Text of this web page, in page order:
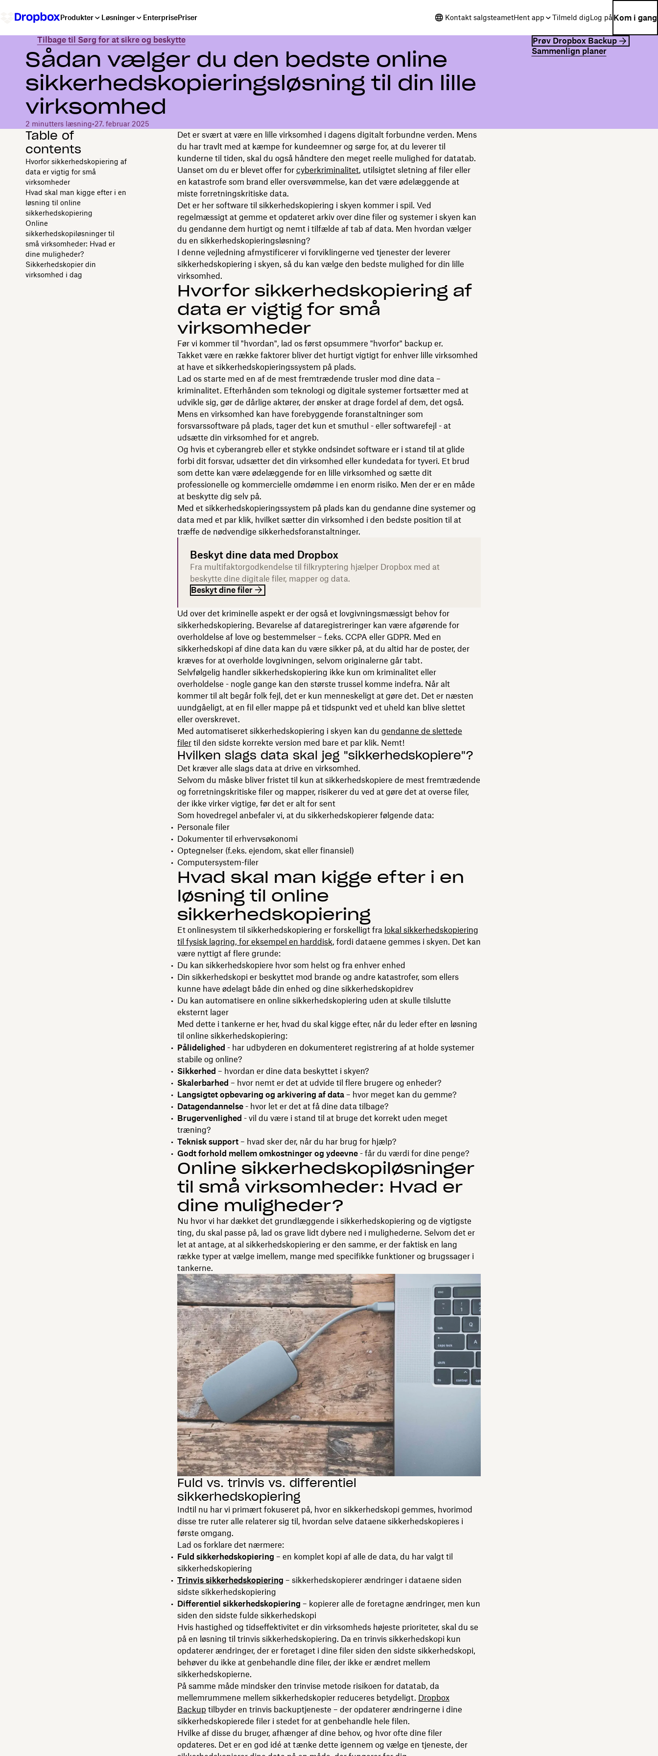
Produkter Løsninger EnterprisePriser Kontakt salgsteametHent app Tilmeld digLog på Kom i gang
Tilbage til Sørg for at sikre og beskytte
Sådan vælger du den bedste online
sikkerhedskopieringsløsning til din lille
virksomhed
2 minutters læsning•27. februar 2025
Prøv Dropbox Backup
Sammenlign planer
Table of
contents
Hvorfor sikkerhedskopiering af
data er vigtig for små
virksomheder
Hvad skal man kigge efter i en
løsning til online
sikkerhedskopiering
Online
sikkerhedskopiløsninger til
små virksomheder: Hvad er
dine muligheder?
Sikkerhedskopier din
virksomhed i dag
Det er svært at være en lille virksomhed i dagens digitalt forbundne verden. Mens
du har travlt med at kæmpe for kundeemner og sørge for, at du leverer til
kunderne til tiden, skal du også håndtere den meget reelle mulighed for datatab.
Uanset om du er blevet offer for cyberkriminalitet, utilsigtet sletning af filer eller
en katastrofe som brand eller oversvømmelse, kan det være ødelæggende at
miste forretningskritiske data.
Det er her software til sikkerhedskopiering i skyen kommer i spil. Ved
regelmæssigt at gemme et opdateret arkiv over dine filer og systemer i skyen kan
du gendanne dem hurtigt og nemt i tilfælde af tab af data. Men hvordan vælger
du en sikkerhedskopieringsløsning?
I denne vejledning afmystificerer vi forviklingerne ved tjenester der leverer
sikkerhedskopiering i skyen, så du kan vælge den bedste mulighed for din lille
virksomhed.
Hvorfor sikkerhedskopiering af
data er vigtig for små
virksomheder
Før vi kommer til "hvordan", lad os først opsummere "hvorfor" backup er.
Takket være en række faktorer bliver det hurtigt vigtigt for enhver lille virksomhed
at have et sikkerhedskopieringssystem på plads.
Lad os starte med en af de mest fremtrædende trusler mod dine data –
kriminalitet. Efterhånden som teknologi og digitale systemer fortsætter med at
udvikle sig, gør de dårlige aktører, der ønsker at drage fordel af dem, det også.
Mens en virksomhed kan have forebyggende foranstaltninger som
forsvarssoftware på plads, tager det kun et smuthul - eller softwarefejl - at
udsætte din virksomhed for et angreb.
Og hvis et cyberangreb eller et stykke ondsindet software er i stand til at glide
forbi dit forsvar, udsætter det din virksomhed eller kundedata for tyveri. Et brud
som dette kan være ødelæggende for en lille virksomhed og sætte dit
professionelle og kommercielle omdømme i en enorm risiko. Men der er en måde
at beskytte dig selv på.
Med et sikkerhedskopieringssystem på plads kan du gendanne dine systemer og
data med et par klik, hvilket sætter din virksomhed i den bedste position til at
træffe de nødvendige sikkerhedsforanstaltninger.
Beskyt dine data med Dropbox
Fra multifaktorgodkendelse til filkryptering hjælper Dropbox med at
beskytte dine digitale filer, mapper og data.
Beskyt dine filer
Ud over det kriminelle aspekt er der også et lovgivningsmæssigt behov for
sikkerhedskopiering. Bevarelse af dataregistreringer kan være afgørende for
overholdelse af love og bestemmelser – f.eks. CCPA eller GDPR. Med en
sikkerhedskopi af dine data kan du være sikker på, at du altid har de poster, der
kræves for at overholde lovgivningen, selvom originalerne går tabt.
Selvfølgelig handler sikkerhedskopiering ikke kun om kriminalitet eller
overholdelse - nogle gange kan den største trussel komme indefra. Når alt
kommer til alt begår folk fejl, det er kun menneskeligt at gøre det. Det er næsten
uundgåeligt, at en fil eller mappe på et tidspunkt ved et uheld kan blive slettet
eller overskrevet.
Med automatiseret sikkerhedskopiering i skyen kan du gendanne de slettede
filertil den sidste korrekte version med bare et par klik. Nemt!
Hvilken slags data skal jeg "sikkerhedskopiere"?
Det kræver alle slags data at drive en virksomhed.
Selvom du måske bliver fristet til kun at sikkerhedskopiere de mest fremtrædende
og forretningskritiske filer og mapper, risikerer du ved at gøre det at overse filer,
der ikke virker vigtige, før det er alt for sent
Som hovedregel anbefaler vi, at du sikkerhedskopierer følgende data:
Personale filer
Dokumenter til erhvervsøkonomi
Optegnelser (f.eks. ejendom, skat eller finansiel)
Computersystem-filer
Hvad skal man kigge efter i en
løsning til online
sikkerhedskopiering
Et onlinesystem til sikkerhedskopiering er forskelligt fra lokal sikkerhedskopiering
til fysisk lagring, for eksempel en harddisk, fordi dataene gemmes i skyen. Det kan
være nyttigt af flere grunde:
Du kan sikkerhedskopiere hvor som helst og fra enhver enhed
Din sikkerhedskopi er beskyttet mod brande og andre katastrofer, som ellers
kunne have ødelagt både din enhed og dine sikkerhedskopidrev
Du kan automatisere en online sikkerhedskopiering uden at skulle tilslutte
eksternt lager
Med dette i tankerne er her, hvad du skal kigge efter, når du leder efter en løsning
til online sikkerhedskopiering:
Pålidelighed - har udbyderen en dokumenteret registrering af at holde systemer
stabile og online?
Sikkerhed – hvordan er dine data beskyttet i skyen?
Skalerbarhed – hvor nemt er det at udvide til flere brugere og enheder?
Langsigtet opbevaring og arkivering af data– hvor meget kan du gemme?
Datagendannelse- hvor let er det at få dine data tilbage?
Brugervenlighed - vil du være i stand til at bruge det korrekt uden meget
træning?
Teknisk support– hvad sker der, når du har brug for hjælp?
Godt forhold mellem omkostninger og ydeevne- får du værdi for dine penge?
Online sikkerhedskopiløsninger
til små virksomheder: Hvad er
dine muligheder?
Nu hvor vi har dækket det grundlæggende i sikkerhedskopiering og de vigtigste
ting, du skal passe på, lad os grave lidt dybere ned i mulighederne. Selvom det er
let at antage, at al sikkerhedskopiering er den samme, er der faktisk en lang
række typer at vælge imellem, mange med specifikke funktioner og brugssager i
tankerne.
Fuld vs. trinvis vs. differentiel
sikkerhedskopiering
Indtil nu har vi primært fokuseret på, hvor en sikkerhedskopi gemmes, hvorimod
disse tre ruter alle relaterer sig til, hvordan selve dataene sikkerhedskopieres i
første omgang.
Lad os forklare det nærmere:
Fuld sikkerhedskopiering – en komplet kopi af alle de data, du har valgt til
sikkerhedskopiering
Trinvis sikkerhedskopiering – sikkerhedskopierer ændringer i dataene siden
sidste sikkerhedskopiering
Differentiel sikkerhedskopiering – kopierer alle de foretagne ændringer, men kun
siden den sidste fulde sikkerhedskopi
Hvis hastighed og tidseffektivitet er din virksomheds højeste prioriteter, skal du se
på en løsning til trinvis sikkerhedskopiering. Da en trinvis sikkerhedskopi kun
opdaterer ændringer, der er foretaget i dine filer siden den sidste sikkerhedskopi,
behøver du ikke at genbehandle dine filer, der ikke er ændret mellem
sikkerhedskopierne.
På samme måde mindsker den trinvise metode risikoen for datatab, da
mellemrummene mellem sikkerhedskopier reduceres betydeligt. Dropbox
Backup tilbyder en trinvis backuptjeneste – der opdaterer ændringerne i dine
sikkerhedskopierede filer i stedet for at genbehandle hele filen.
Hvilke af disse du bruger, afhænger af dine behov, og hvor ofte dine filer
opdateres. Det er en god idé at tænke dette igennem og vælge en tjeneste, der